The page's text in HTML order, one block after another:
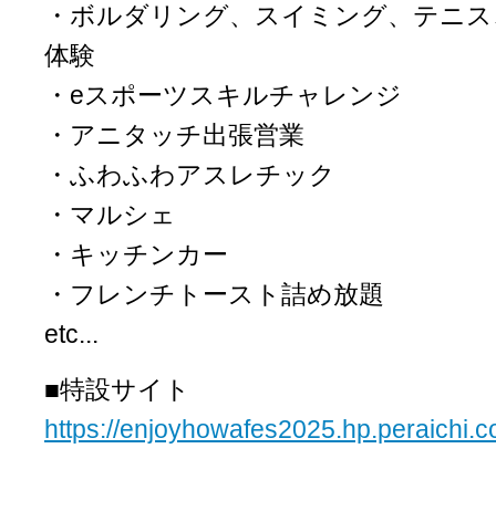
・ボルダリング、スイミング、テニ
体験
・eスポーツスキルチャレンジ
・アニタッチ出張営業
・ふわふわアスレチック
・マルシェ
・キッチンカー
・フレンチトースト詰め放題
etc...
■特設サイト
https://